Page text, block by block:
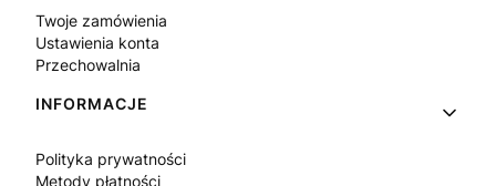
Twoje zamówienia
Ustawienia konta
Przechowalnia
INFORMACJE
Polityka prywatności
Metody płatności